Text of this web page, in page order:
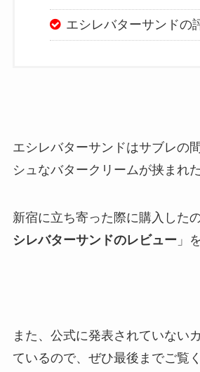
エシレバターサンドの
エシレバターサンドはサブレの
シュなバタークリームが挟まれ
新宿に立ち寄った際に購入した
シレバターサンドのレビュー 」
また、公式に発表されていない
ているので、ぜひ最後までご覧く